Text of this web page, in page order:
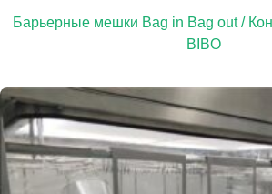
Барьерные мешки Bag in Bag out /
BIBO